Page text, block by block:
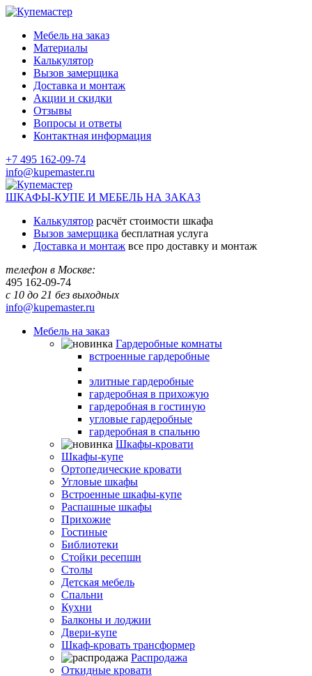
Мебель на заказ
Материалы
Калькулятор
Вызов замерщика
Доставка и монтаж
Акции и скидки
Отзывы
Вопросы и ответы
Контактная информация
+7 495 162-09-74
info@kupemaster.ru
ШКАФЫ-КУПЕ И МЕБЕЛЬ НА ЗАКАЗ
Калькулятор расчёт стоимости шкафа
Вызов замерщика бесплатная услуга
Доставка и монтаж все про доставку и монтаж
телефон в Москве:
495 162-09-74
с 10 до 21 без выходных
info@kupemaster.ru
Мебель на заказ
Гардеробные комнаты
встроенные гардеробные
элитные гардеробные
гардеробная в прихожую
гардеробная в гостиную
угловые гардеробные
гардеробная в спальню
Шкафы-кровати
Шкафы-купе
Ортопедические кровати
Угловые шкафы
Встроенные шкафы-купе
Распашные шкафы
Прихожие
Гостиные
Библиотеки
Стойки ресепшн
Столы
Детская мебель
Спальни
Кухни
Балконы и лоджии
Двери-купе
Шкаф-кровать трансформер
Распродажа
Откидные кровати